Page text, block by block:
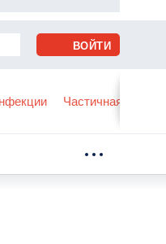
Частичная
ВОЙТИ